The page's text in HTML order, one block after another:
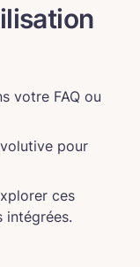
votre FAQ ou
pour
ces
intégrées.